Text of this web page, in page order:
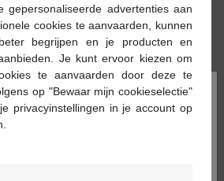
Reserveren ×
gepersonaliseerde advertenties aan
cookies te aanvaarden, kunnen
begrijpen en je producten en
Je kunt ervoor kiezen om
te aanvaarden door deze te
op "Bewaar mijn cookieselectie"
privacyinstellingen in je account op